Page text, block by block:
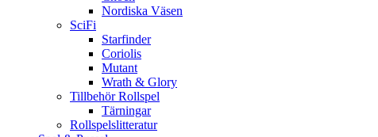
Nordiska Väsen
SciFi
Starfinder
Coriolis
Mutant
Wrath & Glory
Tillbehör Rollspel
Tärningar
Rollspelslitteratur